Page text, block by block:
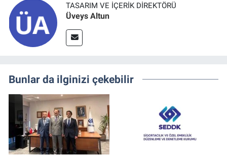
TASARIM VE İÇERIK DIREKTÖRÜ
Üveys Altun
Bunlar da ilginizi çekebilir